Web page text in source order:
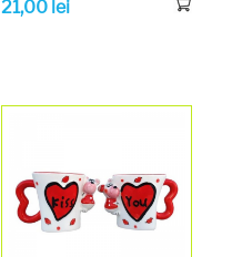
21,00 lei